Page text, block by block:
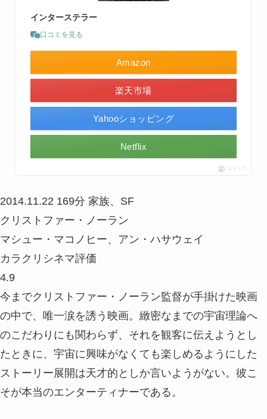
インターステラー
口コミを見る
Amazon
楽天市場
Yahooショッピング
Netflix
ポチップ
2014.11.22 169分 家族、SF
クリストファー・ノーラン
マシュー・マコノヒー、アン・ハサウェイ
カラクリシネマ評価
4.9
今までクリストファー・ノーラン監督が手掛けた映画
の中で、唯一涙を誘う映画。緻密なまでの宇宙理論へ
のこだわりにも関わらず、それを観客に伝えようとし
たときに、宇宙に興味がなくても楽しめるようにした
ストーリー展開は天才的としか言いようがない。彼こ
そが本当のエンターティナーである。